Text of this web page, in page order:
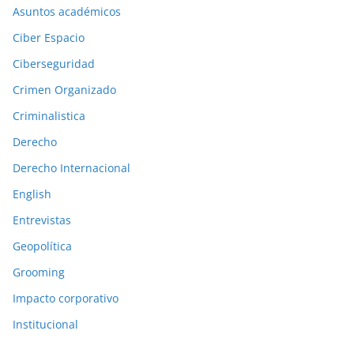
n
e
a
n
t
r
i
o
e
s
Asuntos académicos
Ciber Espacio
Ciberseguridad
Crimen Organizado
Criminalistica
Derecho
Derecho Internacional
English
Entrevistas
Geopolítica
Grooming
Impacto corporativo
Institucional